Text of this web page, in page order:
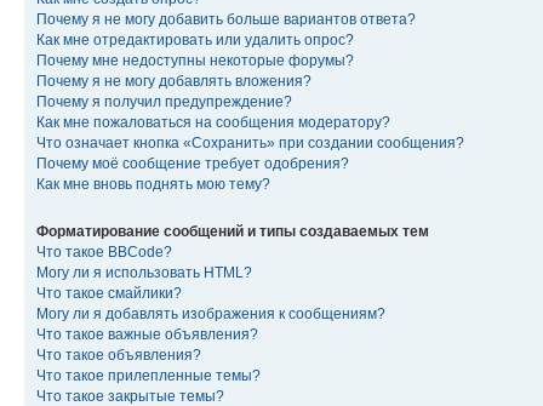
Почему я не могу добавить больше вариантов ответа?
Как мне отредактировать или удалить опрос?
Почему мне недоступны некоторые форумы?
Почему я не могу добавлять вложения?
Почему я получил предупреждение?
Как мне пожаловаться на сообщения модератору?
Что означает кнопка «Сохранить» при создании сообщения?
Почему моё сообщение требует одобрения?
Как мне вновь поднять мою тему?
Форматирование сообщений и типы создаваемых тем
Что такое BBCode?
Могу ли я использовать HTML?
Что такое смайлики?
Могу ли я добавлять изображения к сообщениям?
Что такое важные объявления?
Что такое объявления?
Что такое прилепленные темы?
Что такое закрытые темы?